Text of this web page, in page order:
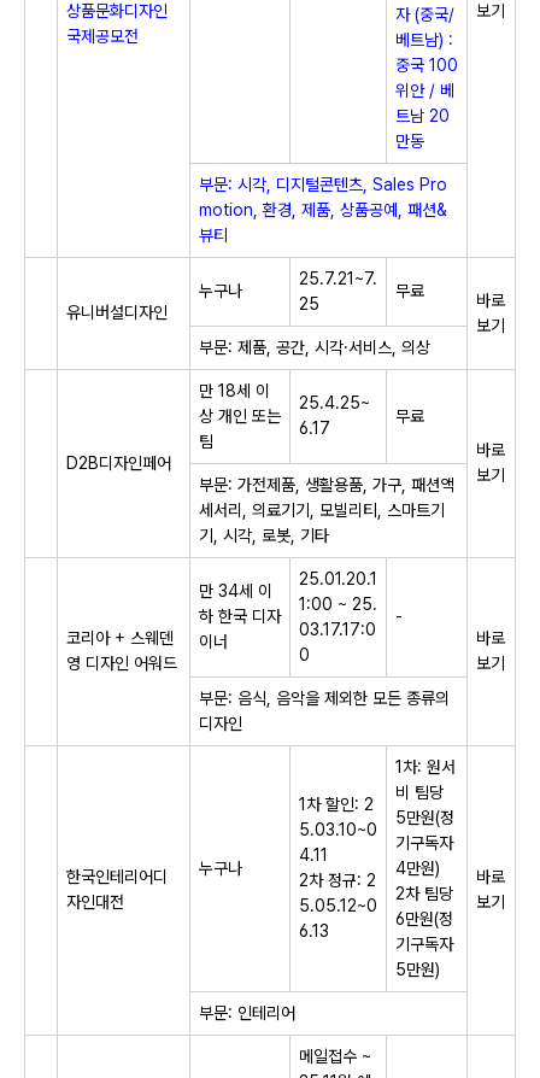
상품문화디자인
국제공모전
자 (중국/
베트남) :
중국 100
위안 / 베
트남 20
만동
보기
부문: 시각, 디지털콘텐츠, Sales Pro
motion, 환경, 제품, 상품공예, 패션&
뷰티
유니버설디자인​
누구나
25.7.21~7.
25
무료
바로
보기
부문: 제품, 공간, 시각·서비스, 의상
​D2B디자인페어​
만 18세 이
상 개인 또는
팀
25.4.25~
6.17
무료
바로
보기
부문: 가전제품, 생활용품, 가구, 패션액
세서리, 의료기기, 모빌리티, 스마트기
기, 시각, 로봇, 기타
​코리아 + 스웨덴
영 디자인 어워드​
만 34세 이
하 한국 디자
이너
25.01.20.1
1:00 ~ 25.
03.17.17:0
0
-
바로
보기
부문: 음식, 음악을 제외한 모든 종류의
디자인
​한국인테리어디
자인대전​
누구나
1차 할인: 2
5.03.10~0
4.11
2차 정규: 2
5.05.12~0
6.13
1차: 원서
비 팀당
5만원(정
기구독자
4만원)
2차 팀당
6만원(정
기구독자
5만원)
바로
보기
부문: 인테리어
메일접수 ~